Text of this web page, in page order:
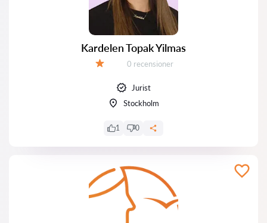
Kardelen Topak Yilmas
Recensioner:
0 recensioner
Jurist
Stockholm
1 0